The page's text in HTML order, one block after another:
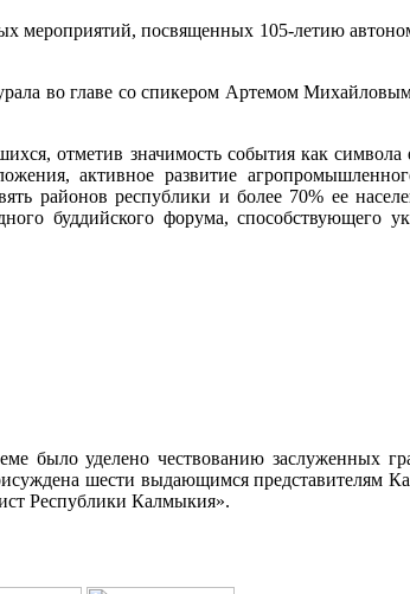
мероприятий, посвященных 105-летию
во главе со спикером Артемом
отметив значимость события как
активное развитие
районов республики и более 70% ее
буддийского форума, способствующего
было уделено чествованию заслуженных
шести выдающимся представителям
Республики Калмыкия».